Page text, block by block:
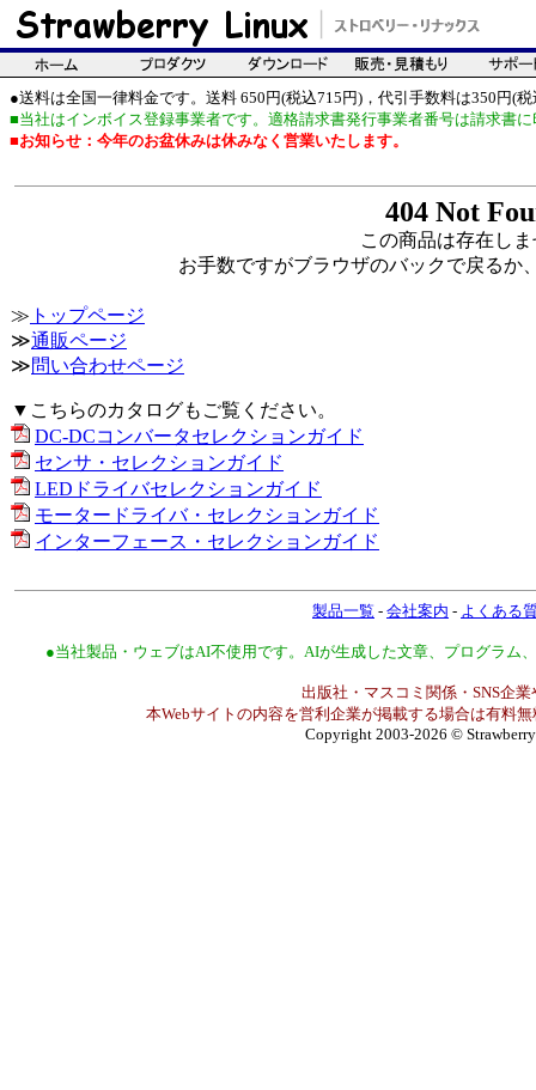
●送料は全国一律料金です。送料 650円(税込715円)，代引手数料は350円(税
■当社はインボイス登録事業者です。適格請求書発行事業者番号は請求書
■お知らせ：今年のお盆休みは休みなく営業いたします。
404 Not
この商品は存在し
お手数ですがブラウザのバックで戻るか
≫ トップページ
≫通販ページ
≫問い合わせページ
▼こちらのカタログもご覧ください。
DC-DCコンバータセレクションガイド
センサ・セレクションガイド
LEDドライバセレクションガイド
モータードライバ・セレクションガイド
インターフェース・セレクションガイド
製品一覧 - 会社案内 - よくある
●当社製品・ウェブはAI不使用です。AIが生成した文章、プログラム
出版社・マスコミ関係・SNS企
本Webサイトの内容を営利企業が掲載する場合は有料
Copyright 2003-2026 ©